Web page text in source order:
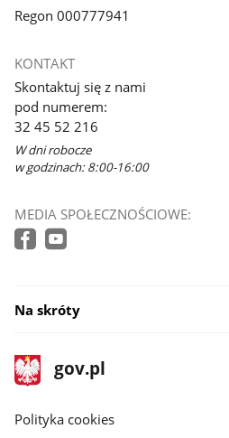
Regon 000777941
KONTAKT
Skontaktuj się z nami
pod numerem:
32 45 52 216
W dni robocze
w godzinach: 8:00-16:00
MEDIA SPOŁECZNOŚCIOWE:
Na skróty
stopka
gov.pl
Strona
gov.pl
gov.pl
Polityka cookies